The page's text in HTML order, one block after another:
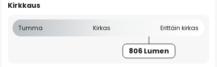
Kirkkaus
Tumma Kirkas Erittäin kirkas
806 Lumen